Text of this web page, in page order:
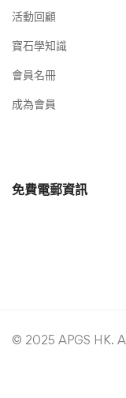
活動回顧
寶石學知識
會員名冊
成為會員
免費電郵資訊
© 2025 APGS HK.